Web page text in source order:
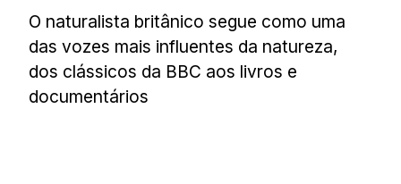
O naturalista britânico segue como uma
das vozes mais influentes da natureza,
dos clássicos da BBC aos livros e
documentários